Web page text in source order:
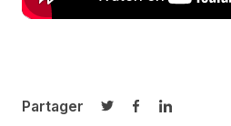
Partager
Partager sur Twitter
Partager sur
Partager